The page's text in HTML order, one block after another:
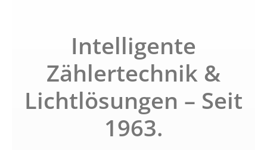
Intelligente
Zählertechnik &
Lichtlösungen – Seit
1963.